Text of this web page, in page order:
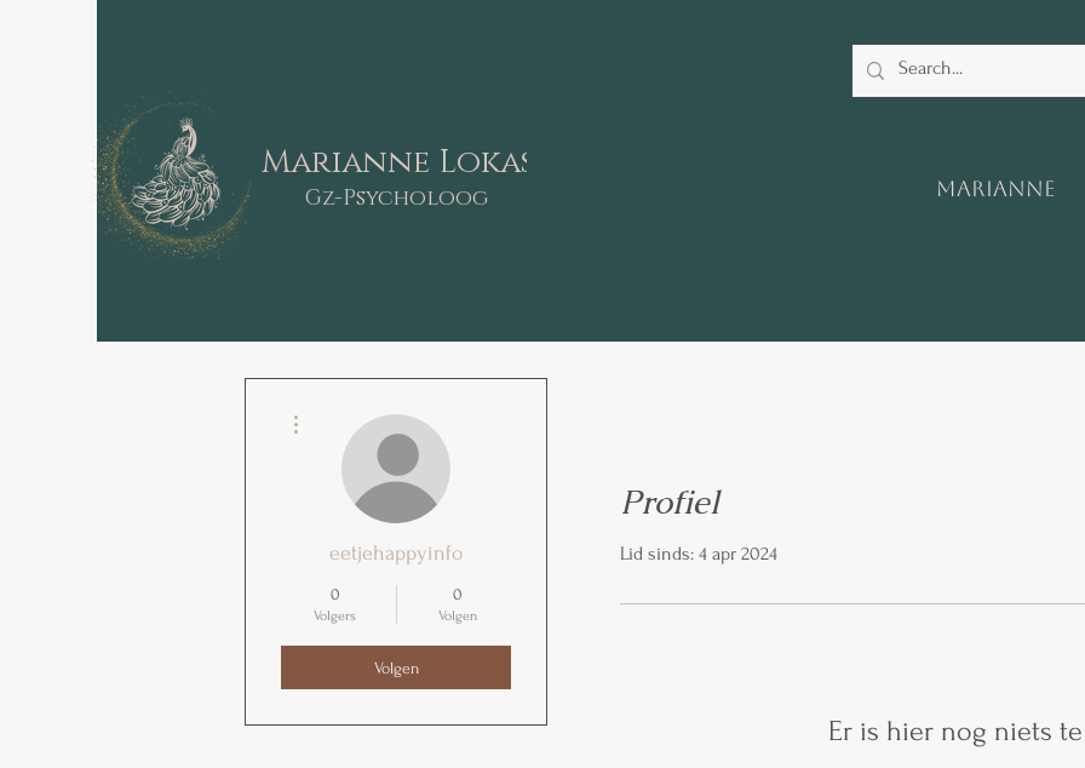
Marianne Lokas
Gz-Psycholoog Marianne
Profiel
Lid sinds: 4 apr 2024
Er is hier nog niets
eetjehappyinfo
0
Volgers
0
Volgen
Volgen